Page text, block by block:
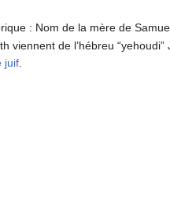
: Nom de la mère de
viennent de l’hébreu
juif.